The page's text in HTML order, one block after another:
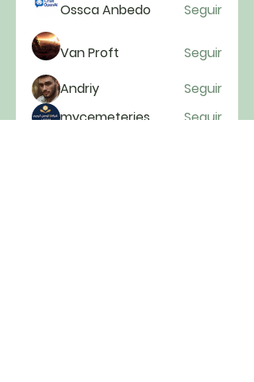
Ossca Anbedo
Seguir
Van Proft
Seguir
Andriy
Seguir
mycemeteries
Seguir